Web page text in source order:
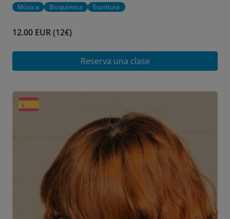
Música Bioquímica Escritura
12.00 EUR (12€)
Reserva una clase